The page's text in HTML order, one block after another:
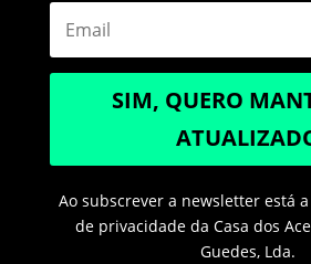
SIM, QUERO
Ao subscrever a newsletter está
de privacidade da Casa dos
Guedes, Lda.